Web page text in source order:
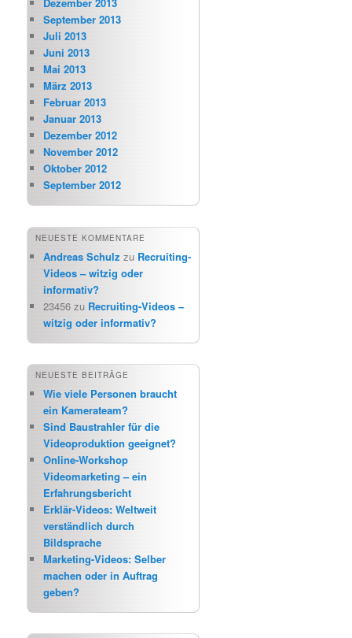
September 2013
Juli 2013
Juni 2013
Mai 2013
März 2013
Februar 2013
Januar 2013
Dezember 2012
November 2012
Oktober 2012
September 2012
NEUESTE KOMMENTARE
Andreas Schulz zu Recruiting-
Videos – witzig oder
informativ?
23456 zu Recruiting-Videos –
witzig oder informativ?
NEUESTE BEITRÄGE
Wie viele Personen braucht
ein Kamerateam?
Sind Baustrahler für die
Videoproduktion geeignet?
Online-Workshop
Videomarketing – ein
Erfahrungsbericht
Erklär-Videos: Weltweit
verständlich durch
Bildsprache
Marketing-Videos: Selber
machen oder in Auftrag
geben?